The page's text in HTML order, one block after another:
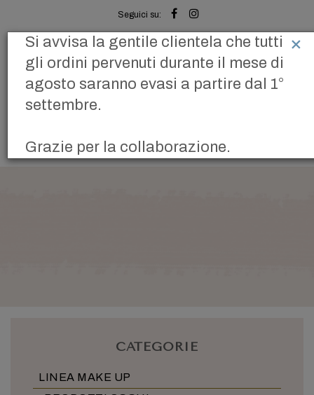
Seguici su:
Spedizione gratis per ordini sopra i 30 euro
CARRELLO
CATEGORIE
LINEA MAKE UP
×
Si avvisa la gentile clientela che tutti
gli ordini pervenuti durante il mese di
agosto saranno evasi a partire dal 1°
settembre.
Grazie per la collaborazione.